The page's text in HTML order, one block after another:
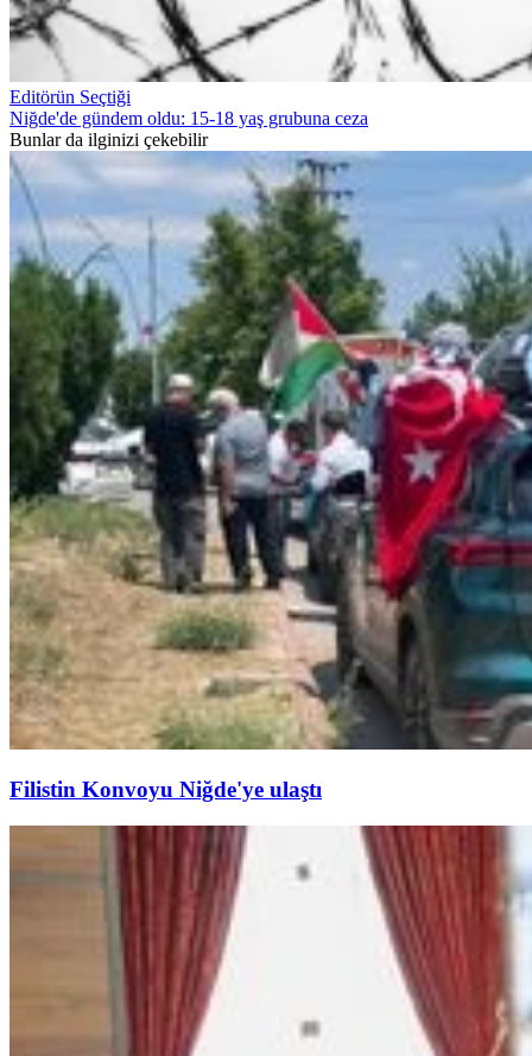
Editörün Seçtiği
Niğde'de gündem oldu: 15-18 yaş grubuna ceza
Bunlar da ilginizi çekebilir
Filistin Konvoyu Niğde'ye ulaştı